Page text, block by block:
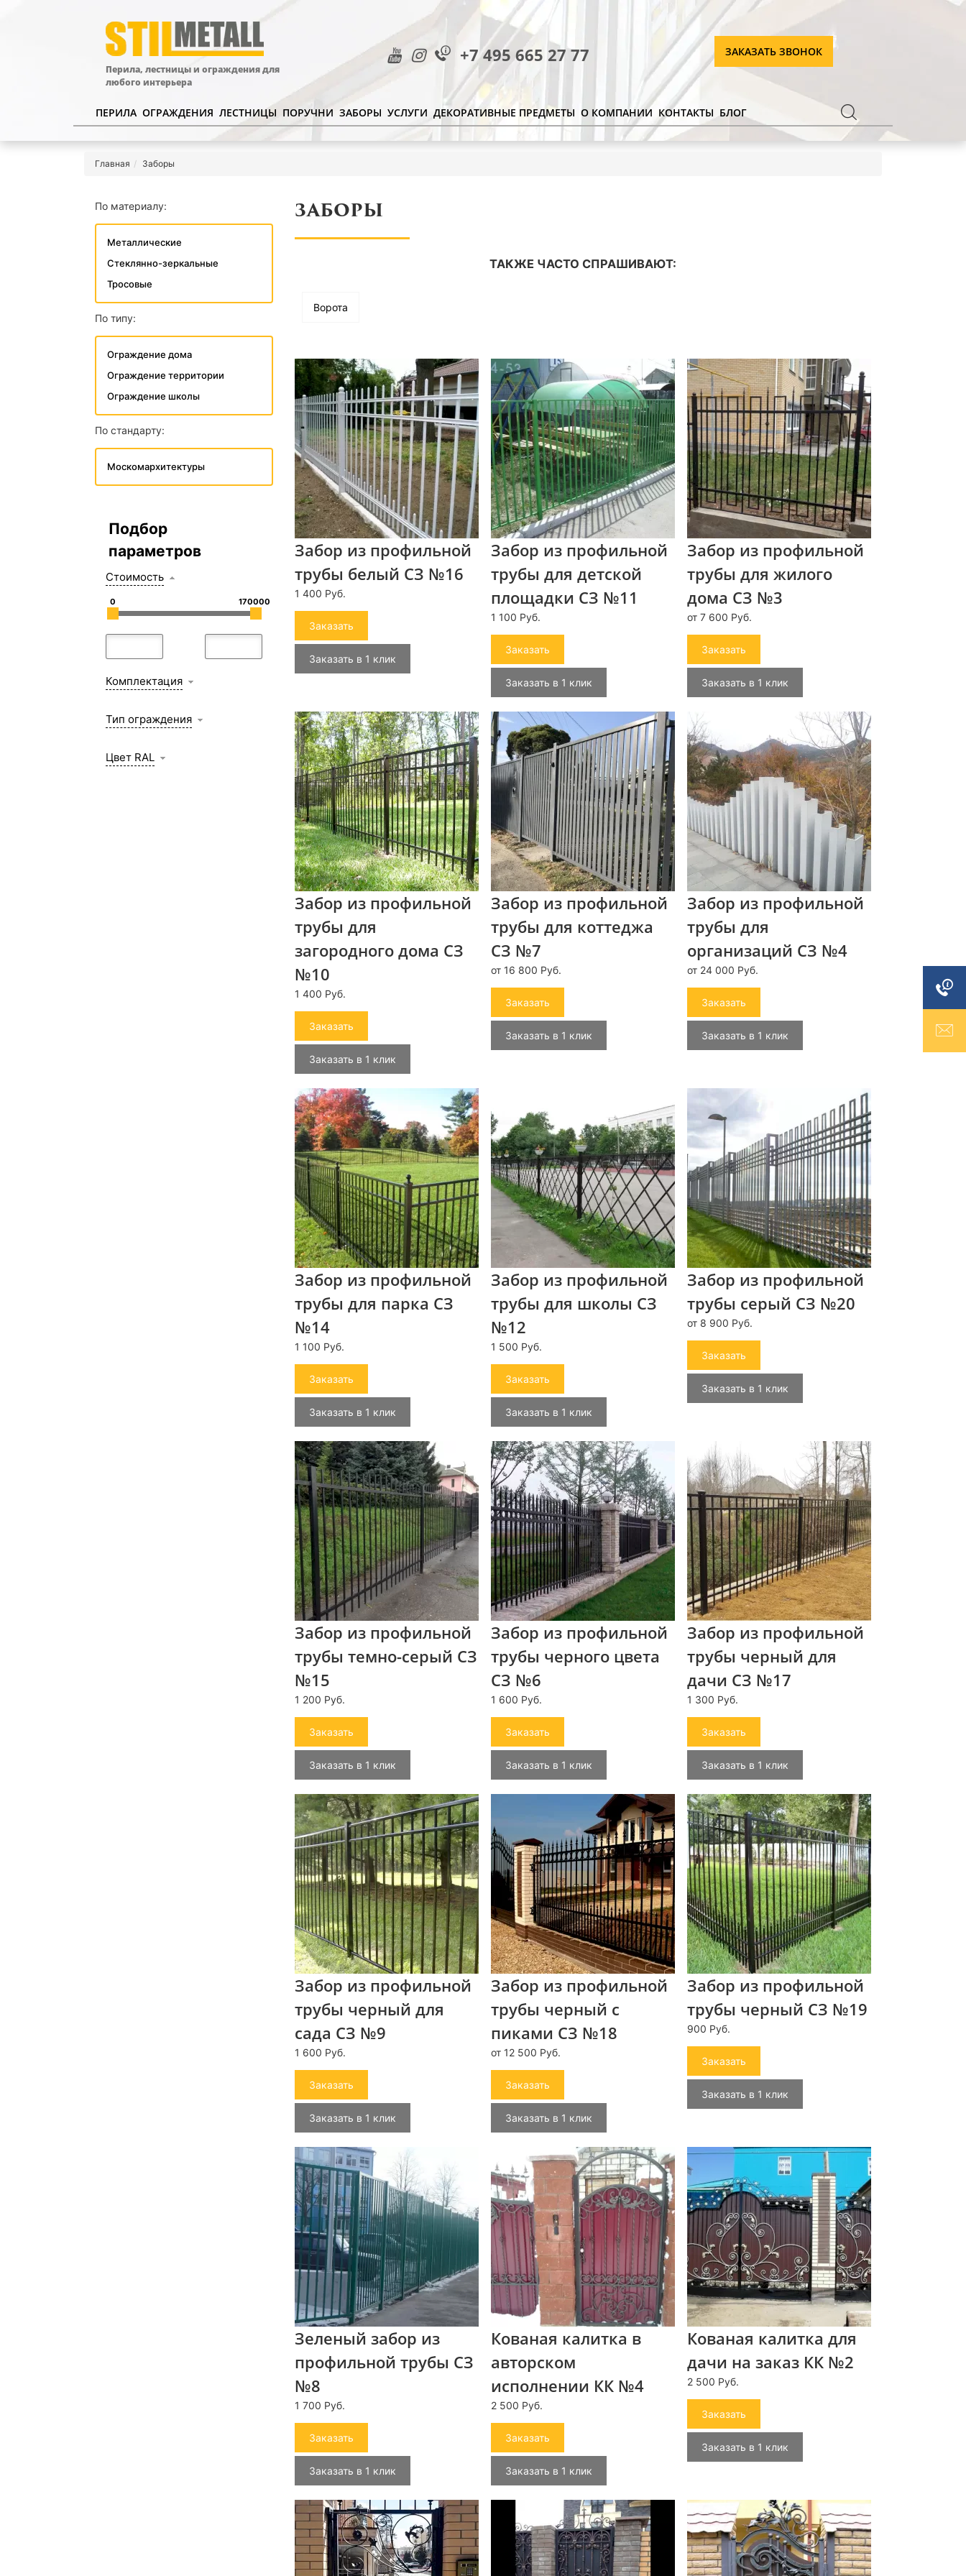
Перила, лестницы и ограждения для
любого интерьера
+7 495 665 27 77 ЗАКАЗАТЬ ЗВОНОК
ПЕРИЛА ОГРАЖДЕНИЯ ЛЕСТНИЦЫ ПОРУЧНИ ЗАБОРЫ УСЛУГИ ДЕКОРАТИВНЫЕ ПРЕДМЕТЫ О КОМПАНИИ КОНТАКТЫ БЛОГ
Главная Заборы
По материалу:
Металлические
Стеклянно-зеркальные
Тросовые
По типу:
Ограждение дома
Ограждение территории
Ограждение школы
По стандарту:
Москомархитектуры
Подбор
параметров
Стоимость
0 170000
Комплектация
Тип ограждения
Цвет RAL
ЗАБОРЫ
ТАКЖЕ ЧАСТО СПРАШИВАЮТ:
Ворота
Забор из профильной
трубы белый СЗ №16
1 400 Руб.
Заказать
Заказать в 1 клик
Забор из профильной
трубы для детской
площадки СЗ №11
1 100 Руб.
Заказать
Заказать в 1 клик
Забор из профильной
трубы для жилого
дома СЗ №3
от 7 600 Руб.
Заказать
Заказать в 1 клик
Забор из профильной
трубы для
загородного дома СЗ
№10
1 400 Руб.
Заказать
Заказать в 1 клик
Забор из профильной
трубы для коттеджа
СЗ №7
от 16 800 Руб.
Заказать
Заказать в 1 клик
Забор из профильной
трубы для
организаций СЗ №4
от 24 000 Руб.
Заказать
Заказать в 1 клик
Забор из профильной
трубы для парка СЗ
№14
1 100 Руб.
Заказать
Заказать в 1 клик
Забор из профильной
трубы для школы СЗ
№12
1 500 Руб.
Заказать
Заказать в 1 клик
Забор из профильной
трубы серый СЗ №20
от 8 900 Руб.
Заказать
Заказать в 1 клик
Забор из профильной
трубы темно-серый СЗ
№15
1 200 Руб.
Заказать
Заказать в 1 клик
Забор из профильной
трубы черного цвета
СЗ №6
1 600 Руб.
Заказать
Заказать в 1 клик
Забор из профильной
трубы черный для
дачи СЗ №17
1 300 Руб.
Заказать
Заказать в 1 клик
Забор из профильной
трубы черный для
сада СЗ №9
1 600 Руб.
Заказать
Заказать в 1 клик
Забор из профильной
трубы черный с
пиками СЗ №18
от 12 500 Руб.
Заказать
Заказать в 1 клик
Забор из профильной
трубы черный СЗ №19
900 Руб.
Заказать
Заказать в 1 клик
Зеленый забор из
профильной трубы СЗ
№8
1 700 Руб.
Заказать
Заказать в 1 клик
Кованая калитка в
авторском
исполнении КК №4
2 500 Руб.
Заказать
Заказать в 1 клик
Кованая калитка для
дачи на заказ КК №2
2 500 Руб.
Заказать
Заказать в 1 клик